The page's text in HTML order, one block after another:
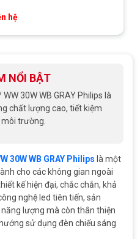
hệ
NỔI BẬT
30W WB GRAY Philips là
chất lượng cao, tiết kiệm
trường.
30W WB GRAY Philips là một
cho các không gian ngoài
kế hiện đại, chắc chắn, khả
nghệ led tiên tiến, sản
lượng mà còn thân thiện
sử dụng đèn chiếu sáng